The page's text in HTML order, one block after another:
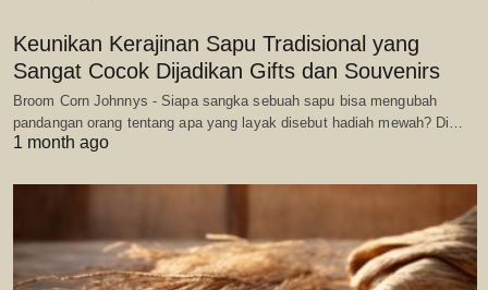
Keunikan Kerajinan Sapu Tradisional yang
Sangat Cocok Dijadikan Gifts dan Souvenirs
Broom Corn Johnnys - Siapa sangka sebuah sapu bisa mengubah
pandangan orang tentang apa yang layak disebut hadiah mewah? Di…
1 month ago